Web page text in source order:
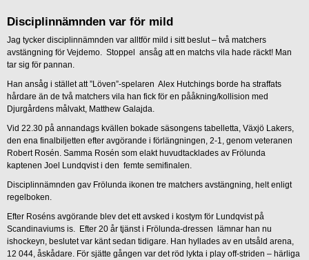
Disciplinnämnden var för mild
Jag tycker disciplinnämnden var alltför mild i sitt beslut – två matchers
avstängning för Vejdemo. Stoppel ansåg att en matchs vila hade räckt! Man
tar sig för pannan.
Han ansåg i stället att ”Löven”-spelaren Alex Hutchings borde ha straffats
hårdare än de två matchers vila han fick för en pååkning/kollision med
Djurgårdens målvakt, Matthew Galajda.
Vid 22.30 på annandags kvällen bokade säsongens tabelletta, Växjö Lakers,
den ena finalbiljetten efter avgörande i förlängningen, 2-1, genom veteranen
Robert Rosén. Samma Rosén som elakt huvudtacklades av Frölunda
kaptenen Joel Lundqvist i den femte semifinalen.
Disciplinnämnden gav Frölunda ikonen tre matchers avstängning, helt enligt
regelboken.
Efter Roséns avgörande blev det ett avsked i kostym för Lundqvist på
Scandinaviums is. Efter 20 år tjänst i Frölunda-dressen lämnar han nu
ishockeyn, beslutet var känt sedan tidigare. Han hyllades av en utsåld arena,
12 044, åskådare. För sjätte gången var det röd lykta i play off-striden – härliga